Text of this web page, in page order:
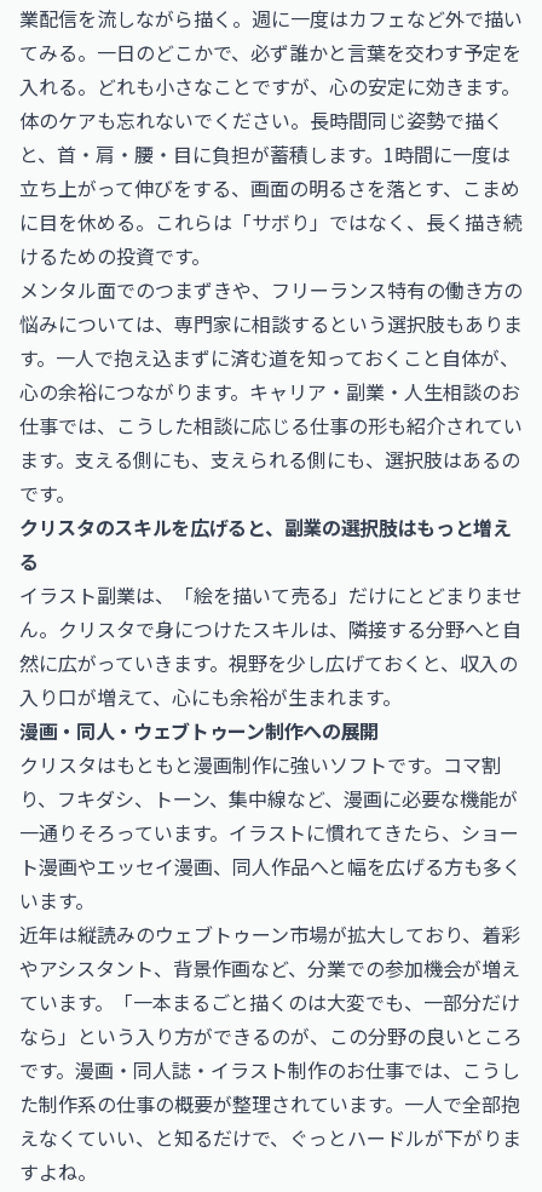
業配信を流しながら描く。週に一度はカフェなど外で描い
てみる。一日のどこかで、必ず誰かと言葉を交わす予定を
入れる。どれも小さなことですが、心の安定に効きます。
体のケアも忘れないでください。長時間同じ姿勢で描く
と、首・肩・腰・目に負担が蓄積します。1時間に一度は
立ち上がって伸びをする、画面の明るさを落とす、こまめ
に目を休める。これらは「サボり」ではなく、長く描き続
けるための投資です。
メンタル面でのつまずきや、フリーランス特有の働き方の
悩みについては、専門家に相談するという選択肢もありま
す。一人で抱え込まずに済む道を知っておくこと自体が、
心の余裕につながります。 キャリア・副業・人生相談のお
仕事では、こうした相談に応じる仕事の形も紹介されてい
ます。支える側にも、支えられる側にも、選択肢はあるの
です。
クリスタのスキルを広げると、副業の選択肢はもっと増え
る
イラスト副業は、「絵を描いて売る」だけにとどまりませ
ん。クリスタで身につけたスキルは、隣接する分野へと自
然に広がっていきます。視野を少し広げておくと、収入の
入り口が増えて、心にも余裕が生まれます。
漫画・同人・ウェブトゥーン制作への展開
クリスタはもともと漫画制作に強いソフトです。コマ割
り、フキダシ、トーン、集中線など、漫画に必要な機能が
一通りそろっています。イラストに慣れてきたら、ショー
ト漫画やエッセイ漫画、同人作品へと幅を広げる方も多く
います。
近年は縦読みのウェブトゥーン市場が拡大しており、着彩
やアシスタント、背景作画など、分業での参加機会が増え
ています。「一本まるごと描くのは大変でも、一部分だけ
なら」という入り方ができるのが、この分野の良いところ
です。 漫画・同人誌・イラスト制作のお仕事では、こうし
た制作系の仕事の概要が整理されています。一人で全部抱
えなくていい、と知るだけで、ぐっとハードルが下がりま
すよね。